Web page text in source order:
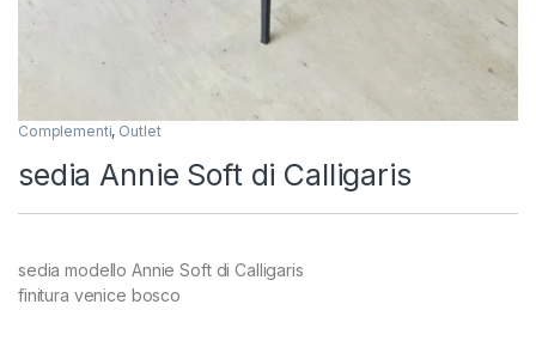
Complementi, Outlet
sedia Annie Soft di Calligaris
sedia modello Annie Soft di Calligaris
finitura venice bosco